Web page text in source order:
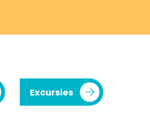
Excursies